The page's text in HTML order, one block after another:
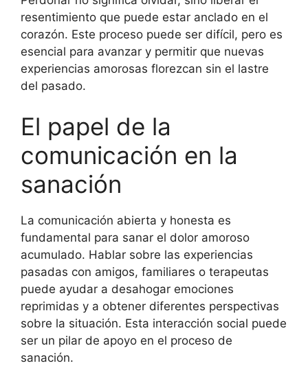
resentimiento que puede estar anclado en el
corazón. Este proceso puede ser difícil, pero es
esencial para avanzar y permitir que nuevas
experiencias amorosas florezcan sin el lastre
del pasado.
El papel de la
comunicación en la
sanación
La comunicación abierta y honesta es
fundamental para sanar el dolor amoroso
acumulado. Hablar sobre las experiencias
pasadas con amigos, familiares o terapeutas
puede ayudar a desahogar emociones
reprimidas y a obtener diferentes perspectivas
sobre la situación. Esta interacción social puede
ser un pilar de apoyo en el proceso de
sanación.